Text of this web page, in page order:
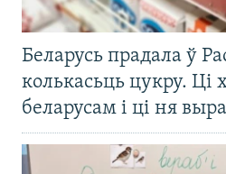
Беларусь прадала ў
колькасьць цукру. Ці
беларусам і ці ня